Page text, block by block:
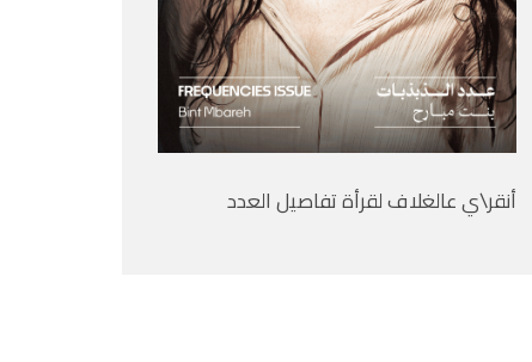
أنقر\ي عالغلاف لقرأة تفاصيل العدد